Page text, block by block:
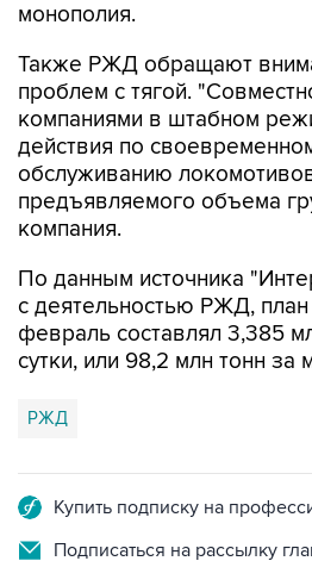
Также РЖД обращают
компаниями в штабном
действия по
обслуживанию
предъявляемого объема
компания.
По данным источника
февраль составлял 3,385
сутки, или 98,2 млн тонн за
РЖД
Подписаться на рассылку
Получать оперативные